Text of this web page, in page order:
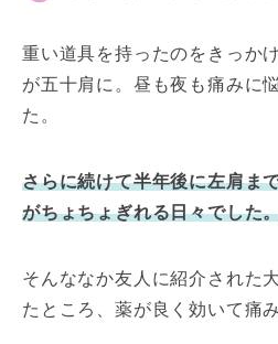
重い道具を持ったのをきっか
が五十肩に。昼も夜も痛みに
た。
さらに続けて半年後に左肩
がちょちょぎれる日々でした
そんななか友人に紹介された
たところ、薬が良く効いて痛